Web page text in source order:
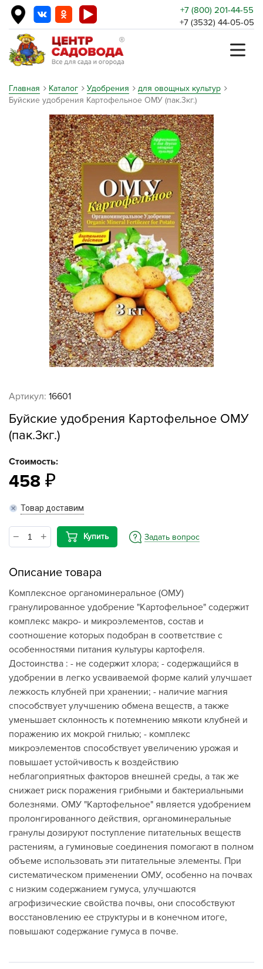
+7 (800) 201-44-55
+7 (3532) 44-05-05
Главная Каталог Удобрения
для овощных культур
Буйские удобрения Картофельное ОМУ (пак.3кг.)
Артикул: 16601
Буйские удобрения Картофельное ОМУ
(пак.3кг.)
Стоимость:
458
Товар доставим
Купить Задать вопрос
Описание товара
Комплексное органоминеральное (ОМУ)
гранулированное удобрение "Картофельное" содержит
комплекс макро- и микроэлементов, состав и
соотношение которых подобран в соответствие с
особенностями питания культуры картофеля.
Достоинства : - не содержит хлора; - содержащийся в
удобрении в легко усваиваемой форме калий улучшает
лежкость клубней при хранении; - наличие магния
способствует улучшению обмена веществ, а также
уменьшает склонность к потемнению мякоти клубней и
поражению их мокрой гнилью; - комплекс
микроэлементов способствует увеличению урожая и
повышает устойчивость к воздействию
неблагоприятных факторов внешней среды, а так же
снижает риск поражения грибными и бактериальными
болезнями. ОМУ "Картофельное" является удобрением
пролонгированного действия, органоминеральные
гранулы дозируют поступление питательных веществ
растениям, а гуминовые соединения помогают в полном
объеме использовать эти питательные элементы. При
систематическом применении ОМУ, особенно на почвах
с низким содержанием гумуса, улучшаются
агрофизические свойства почвы, они способствуют
восстановлению ее структуры и в конечном итоге,
повышают содержание гумуса в почве.